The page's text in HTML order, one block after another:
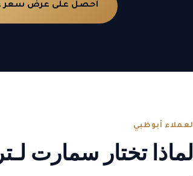
احصل على عرض سعر
لعملاء أبوظبي
لماذا تختار سمارت